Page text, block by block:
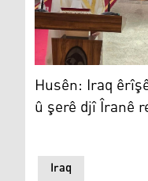
Fuad Husên û
Iraq
Husên: Iraq
û şerê djî Îranê